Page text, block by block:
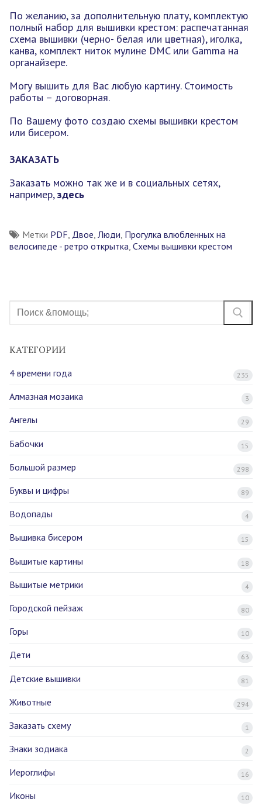
По желанию, за дополнительную плату, комплектую
полный набор для вышивки крестом: распечатанная
схема вышивки (черно- белая или цветная), иголка,
канва, комплект ниток мулине DMC или Gamma на
органайзере.
Могу вышить для Вас любую картину. Стоимость
работы – договорная.
По Вашему фото создаю схемы вышивки крестом
или бисером.
ЗАКАЗАТЬ
Заказать можно так же и в социальных сетях,
например,здесь
Метки PDF Двое Люди Прогулка влюбленных на
велосипеде - ретро открытка Схемы вышивки крестом
Найти:
КАТЕГОРИИ
4 времени года 235
Алмазная мозаика 3
Ангелы 29
Бабочки 15
Большой размер 298
Буквы и цифры 89
Водопады 4
Вышивка бисером 15
Вышитые картины 18
Вышитые метрики 4
Городской пейзаж 80
Горы 10
Дети 63
Детские вышивки 81
Животные 294
Заказать схему 1
Знаки зодиака 2
Иероглифы 16
Иконы 10